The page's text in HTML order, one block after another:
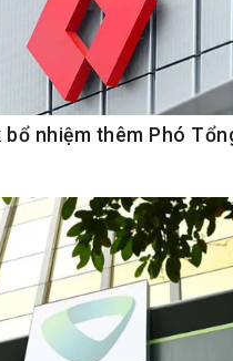
nhiệm thêm Phó